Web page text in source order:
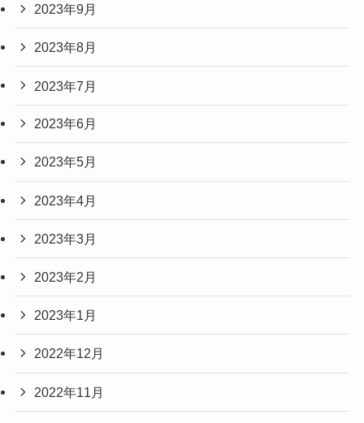
2023年9月
2023年8月
2023年7月
2023年6月
2023年5月
2023年4月
2023年3月
2023年2月
2023年1月
2022年12月
2022年11月